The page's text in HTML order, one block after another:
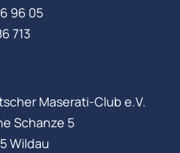
Maserati-Club e.V.
Schanze 5
Wildau
96 05‬
713